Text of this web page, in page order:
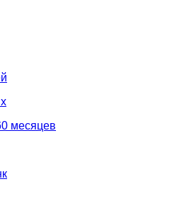
месяцев